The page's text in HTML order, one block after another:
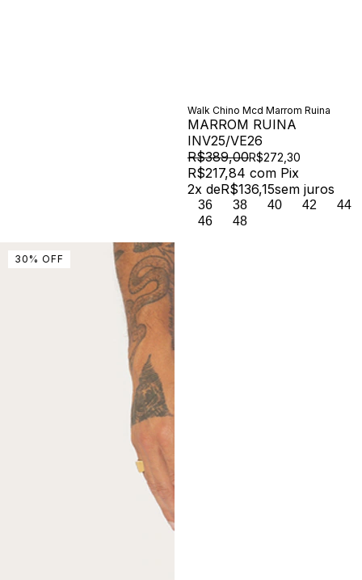
Walk Chino Mcd Marrom Ruina
MARROM RUINA
INV25/VE26
R$389,00R$272,30
R$217,84 com Pix
2x deR$136,15sem juros
36 38 40 42
44
46
48
30 % OFF